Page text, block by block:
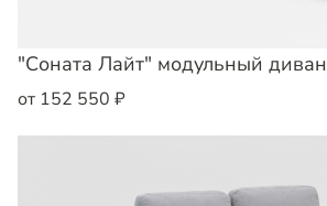
"Соната Лайт" модульный диван
от 152 550 ₽